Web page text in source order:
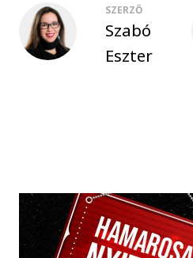
SZERZŐ
Szabó
Eszter